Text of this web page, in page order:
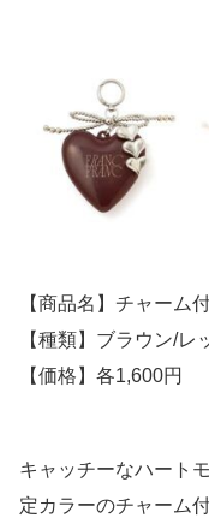
【商品名】チャーム
【種類】ブラウン/レ
【価格】各1,600円
キャッチーなハート
定カラーのチャーム